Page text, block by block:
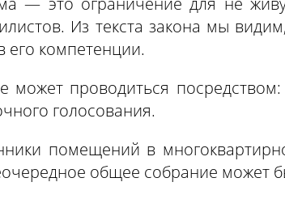
Из текста закона мы
его компетенции.
может проводиться
голосования.
помещений в
общее собрание может